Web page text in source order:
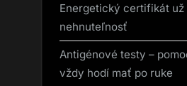
Energetický certifikát už
nehnuteľnosť
Antigénové testy –
vždy hodí mať po ruke